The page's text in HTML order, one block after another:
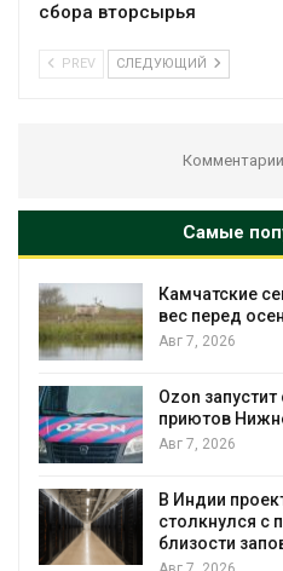
сбора вторсырья
PREV СЛЕДУЮЩИЙ
Самые
Тайфун,
Авг 7, 2026
воду
Авг 7, 2026